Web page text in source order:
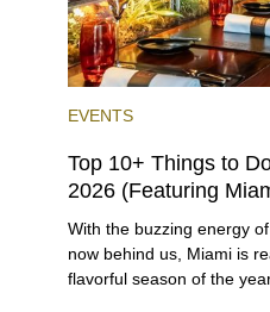
EVENTS
Top 10+ Things to
2026 (Featuring
With the buzzing energy
now behind us, Miami is
flavorful season of the